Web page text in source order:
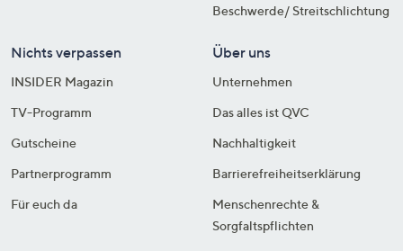
Beschwerde/ Streitschlichtung
Nichts verpassen
INSIDER Magazin
TV-Programm
Gutscheine
Partnerprogramm
Für euch da
Über uns
Unternehmen
Das alles ist QVC
Nachhaltigkeit
Barrierefreiheitserklärung
Menschenrechte &
Sorgfaltspflichten